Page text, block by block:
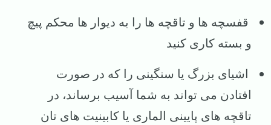
قفسچه ها و تاقچه ها را به دیوار ها محکم پیچ
و بسته کاری کنید
اشیای بزرگ یا سنگینی را که در صورت
افتادن می تواند به شما آسیب برساند، در
تاقچه های پایینی الماری یا کابینیت های تان